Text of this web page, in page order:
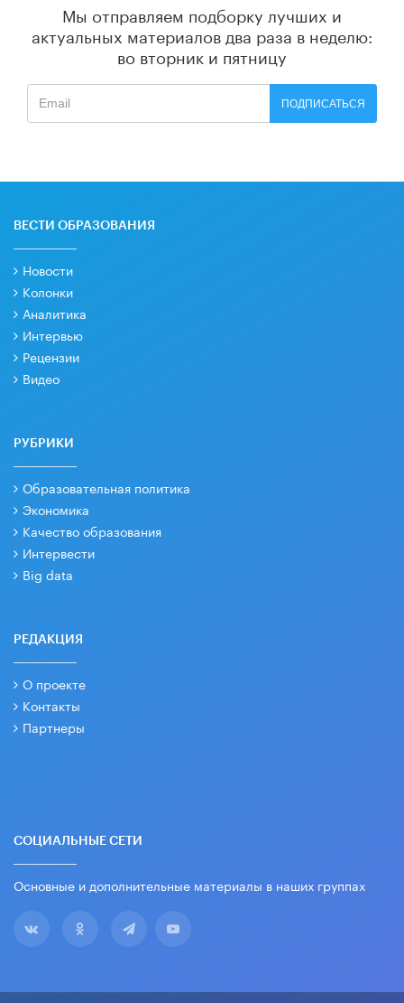
Мы отправляем подборку лучших и
актуальных материалов два раза в неделю:
во вторник и пятницу
ПОДПИСАТЬСЯ
ВЕСТИ ОБРАЗОВАНИЯ
Новости
Колонки
Аналитика
Интервью
Рецензии
Видео
РУБРИКИ
Образовательная политика
Экономика
Качество образования
Интервести
Big data
РЕДАКЦИЯ
О проекте
Контакты
Партнеры
СОЦИАЛЬНЫЕ СЕТИ
Основные и дополнительные материалы в наших группах